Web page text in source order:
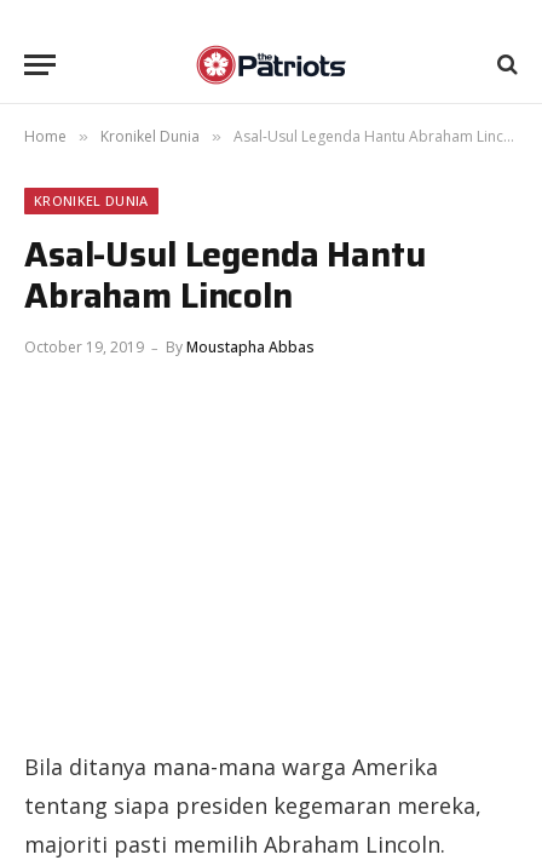
Home » Kronikel Dunia » Asal-Usul Legenda Hantu Abraham Lincoln
KRONIKEL DUNIA
Asal-Usul Legenda Hantu
Abraham Lincoln
October 19, 2019 ByMoustapha Abbas
Bila ditanya mana-mana warga Amerika
tentang siapa presiden kegemaran mereka,
majoriti pasti memilih Abraham Lincoln.